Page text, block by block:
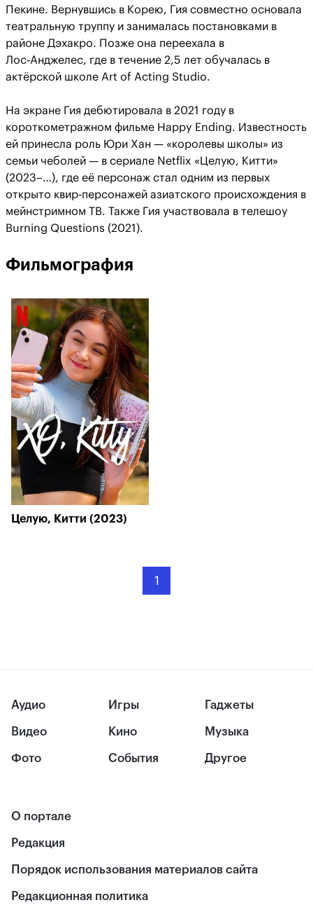
Пекине. Вернувшись в Корею, Гия совместно основала
театральную труппу и занималась постановками в
районе Дэхакро. Позже она переехала в
Лос‑Анджелес, где в течение 2,5 лет обучалась в
актёрской школе Art of Acting Studio.
На экране Гия дебютировала в 2021 году в
короткометражном фильме Happy Ending. Известность
ей принесла роль Юри Хан — «королевы школы» из
семьи чеболей — в сериале Netflix «Целую, Китти»
(2023–…), где её персонаж стал одним из первых
открыто квир‑персонажей азиатского происхождения в
мейнстримном ТВ. Также Гия участвовала в телешоу
Burning Questions (2021).
Фильмография
Целую, Китти (2023)
1
Аудио
Видео
Фото
Игры
Кино
События
Гаджеты
Музыка
Другое
О портале
Редакция
Порядок использования материалов сайта
Редакционная политика